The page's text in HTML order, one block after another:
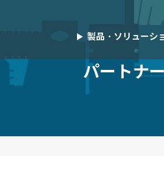
製品・ソリューシ
つ多様なパートナー企業と連携
お客様のDX推進やビジネス成長
パー
UM
パートナ